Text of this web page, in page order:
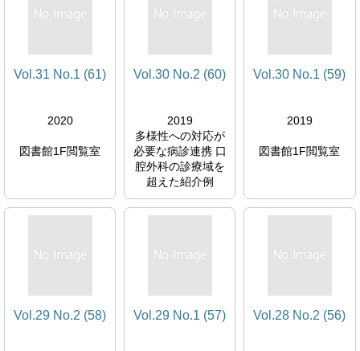
Vol.31 No.1 (61)
2020
図書館1F閲覧室
Vol.30 No.2 (60)
2019
多様性への対応が
必要な病診連携 口
腔外科の診療域を
超えた紹介例
図書館1F閲覧室
Vol.30 No.1 (59)
2019
図書館1F閲覧室
Vol.29 No.2 (58) Vol.29 No.1 (57) Vol.28 No.2 (56)